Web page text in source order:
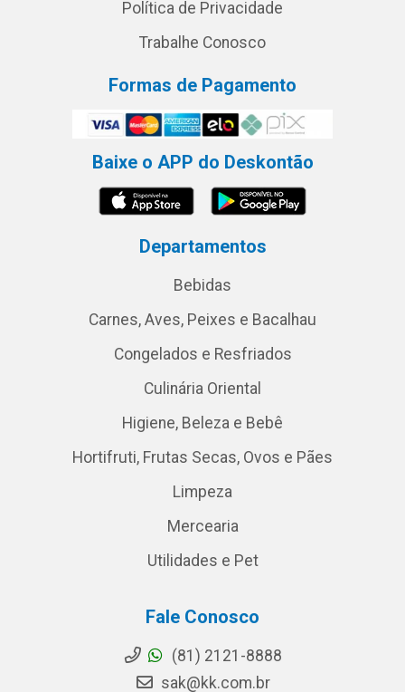
Política de Privacidade
Trabalhe Conosco
Formas de Pagamento
Baixe o APP do Deskontão
Departamentos
Bebidas
Carnes, Aves, Peixes e Bacalhau
Congelados e Resfriados
Culinária Oriental
Higiene, Beleza e Bebê
Hortifruti, Frutas Secas, Ovos e Pães
Limpeza
Mercearia
Utilidades e Pet
Fale Conosco
(81) 2121-8888
sak@kk.com.br